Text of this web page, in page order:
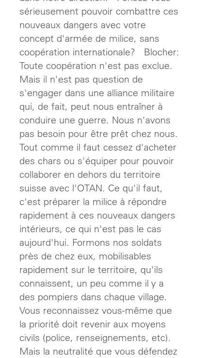
sérieusement pouvoir combattre ces
nouveaux dangers avec votre
concept d'armée de milice, sans
coopération internationale? Blocher:
Toute coopération n'est pas exclue.
Mais il n'est pas question de
s'engager dans une alliance militaire
qui, de fait, peut nous entraîner à
conduire une guerre. Nous n'avons
pas besoin pour être prêt chez nous.
Tout comme il faut cessez d'acheter
des chars ou s'équiper pour pouvoir
collaborer en dehors du territoire
suisse avec l'OTAN. Ce qu'il faut,
c'est préparer la milice à répondre
rapidement à ces nouveaux dangers
intérieurs, ce qui n'est pas le cas
aujourd'hui. Formons nos soldats
près de chez eux, mobilisables
rapidement sur le territoire, qu'ils
connaissent, un peu comme il y a
des pompiers dans chaque village.
Vous reconnaissez vous-même que
la priorité doit revenir aux moyens
civils (police, renseignements, etc).
Mais la neutralité que vous défendez